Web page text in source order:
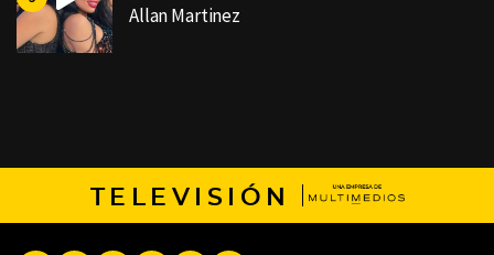
Allan Martinez
TELEVISIÓN